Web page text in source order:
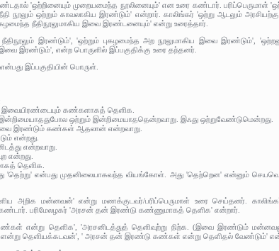
'ஒற்றினையும் முறையமைந்த நூலினையும்' என உரை கண்டார். பரிப்பெருமாள்
நூலும் ஒற்றும் காவலாகிய இரண்டும்' என்றார். காலிங்கர் 'ஒற்று ஆடலும்
நீதிநூலுமாகிய இவை இரண்டனையும்' என்று உரைத்தார்.
இரண்டும்', 'ஒற்றும் புகழமைந்த அற நூலுமாகிய இவை இரண்டும்',
இரண்டும்', என்ற பொருளில் இப்பகுதிக்கு உரை தந்தனர்.
இப்பகுதியின் பொருள்.
இவையிரண்டையும் கண்களாகத் தெளிக.
இன்றிமையாததுபோல ஒற்றும் இன்றிமையாததென்றவாறு. இஃது ஒற்றுவேண்டுமென்றது.
இரண்டும் கண்கள் ஆதலான் என்றவாறு.
என்றது.
என்றவாறு.
என்றது.
தெளிக.
'தெற்று' என்பது முதனிலையாகவந்த வியங்கோள். அது 'தெற்றென' என்னும்
மன்னவன்' என்று மணக்குடவர்/பரிப்பெருமாள் உரை செய்தனர்.
கண்டார். பரிமேலழகர் 'அரசன் தன் இரண்டு கண்ணுமாகத் தெளிக' என்றார்.
என்று தெளிக', 'அரசனிடத்துத் தெளிவுற்று நிற்க. (இவை இரண்டும்
தெளியக்கடவன்', ' அரசன் தன் இரண்டு கண்கள் என்று தெளிதல் வேண்டும்'